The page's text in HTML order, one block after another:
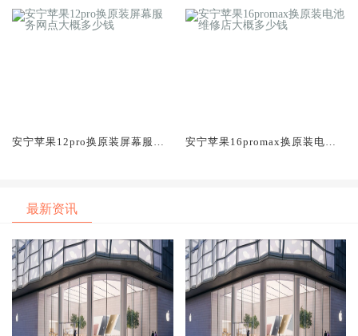
安宁苹果12pro换原装屏幕服务
安宁苹果16promax换原装电池
最新资讯